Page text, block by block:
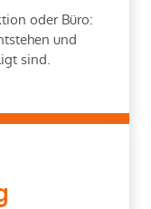
oder Büro:
und
sind.